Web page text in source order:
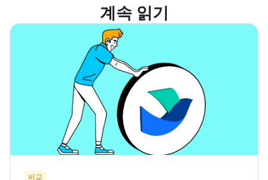
계속 읽기
비교